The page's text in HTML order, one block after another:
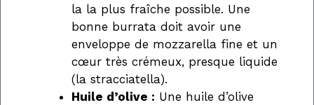
la la plus fraîche possible. Une
bonne burrata doit avoir une
enveloppe de mozzarella fine et un
cœur très crémeux, presque liquide
(la stracciatella).
Huile d’olive : Une huile d’olive